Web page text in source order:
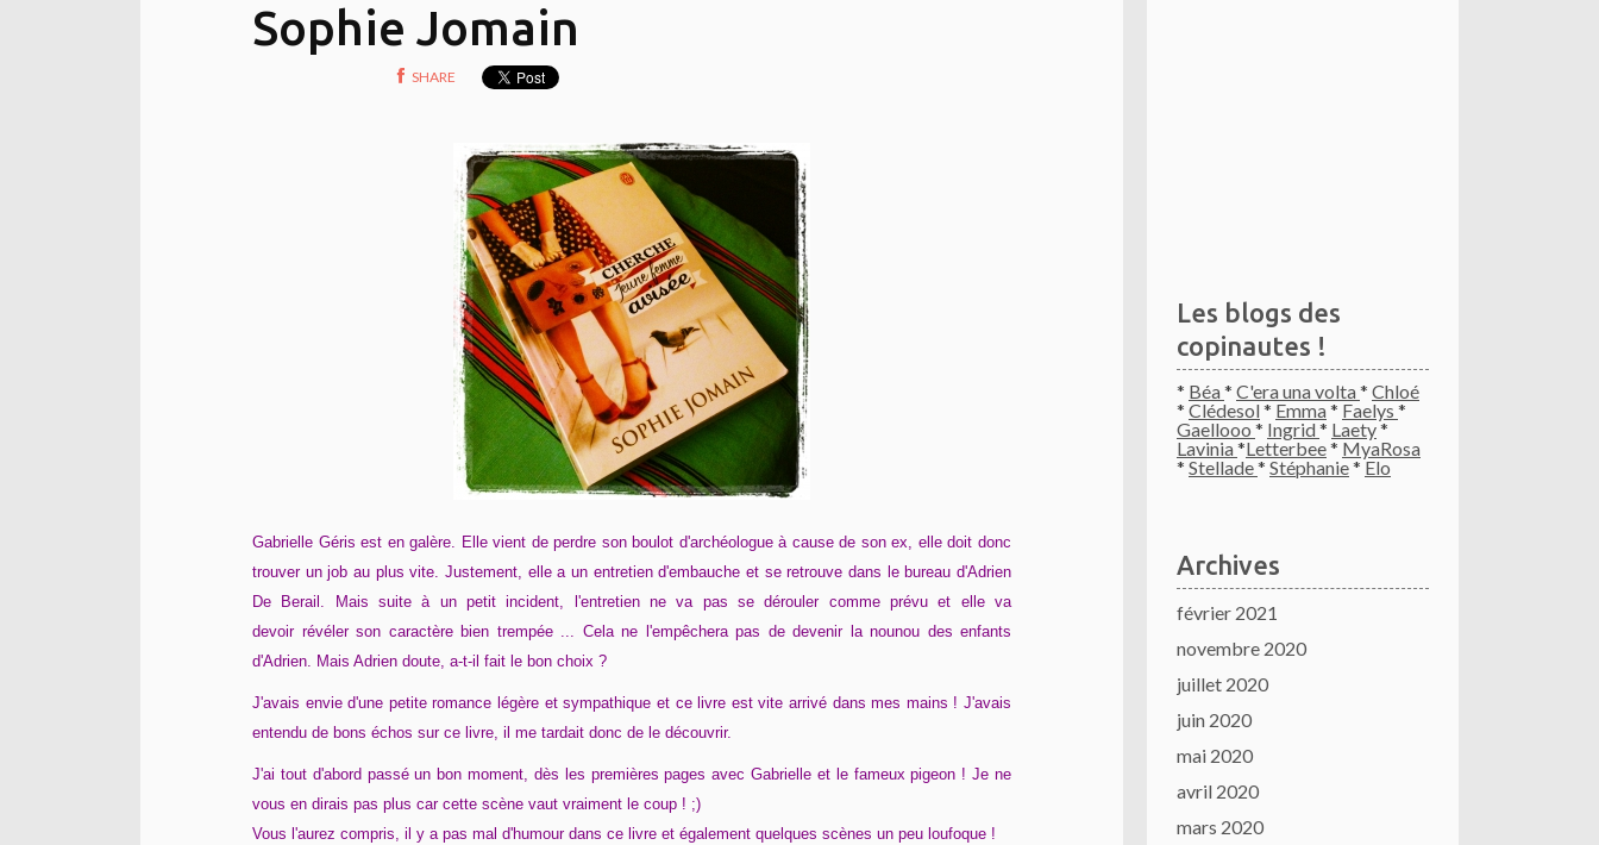
Sophie Jomain
SHARE
Gabrielle Géris est en galère. Elle vient de perdre son boulot d'archéologue à cause de son ex, elle doit donc
trouver un job au plus vite. Justement, elle a un entretien d'embauche et se retrouve dans le bureau d'Adrien
De Berail. Mais suite à un petit incident, l'entretien ne va pas se dérouler comme prévu et elle va
devoir révéler son caractère bien trempée ... Cela ne l'empêchera pas de devenir la nounou des enfants
d'Adrien. Mais Adrien doute, a-t-il fait le bon choix ?
J'avais envie d'une petite romance légère et sympathique et ce livre est vite arrivé dans mes mains ! J'avais
entendu de bons échos sur ce livre, il me tardait donc de le découvrir.
J'ai tout d'abord passé un bon moment, dès les premières pages avec Gabrielle et le fameux pigeon ! Je ne
vous en dirais pas plus car cette scène vaut vraiment le coup ! ;)
Vous l'aurez compris, il y a pas mal d'humour dans ce livre et également quelques scènes un peu loufoque !
Les blogs des
copinautes !
* Béa* C'era una volta* Chloé
* Clédesol* Emma* Faelys *
Gaellooo * Ingrid* Laety*
Lavinia*Letterbee* MyaRosa
* Stellade* Stéphanie*Elo
Archives
février 2021
novembre 2020
juillet 2020
juin 2020
mai 2020
avril 2020
mars 2020